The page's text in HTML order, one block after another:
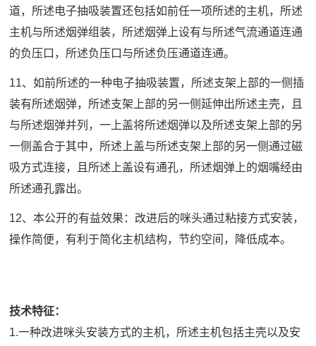
道，所述电子抽吸装置还包括如前任一项所述的主机，所述
主机与所述烟弹组装，所述烟弹上设有与所述气流通道连通
的负压口，所述负压口与所述负压通道连通。
11、如前所述的一种电子抽吸装置，所述支架上部的一侧插
装有所述烟弹，所述支架上部的另一侧延伸出所述主壳，且
与所述烟弹并列，一上盖将所述烟弹以及所述支架上部的另
一侧盖合于其中，所述上盖与所述支架上部的另一侧通过磁
吸方式连接，且所述上盖设有通孔，所述烟弹上的烟嘴经由
所述通孔露出。
12、本公开的有益效果：改进后的咪头通过粘接方式安装，
操作简便，有利于简化主机结构，节约空间，降低成本。
技术特征：
1.一种改进咪头安装方式的主机，所述主机包括主壳以及安